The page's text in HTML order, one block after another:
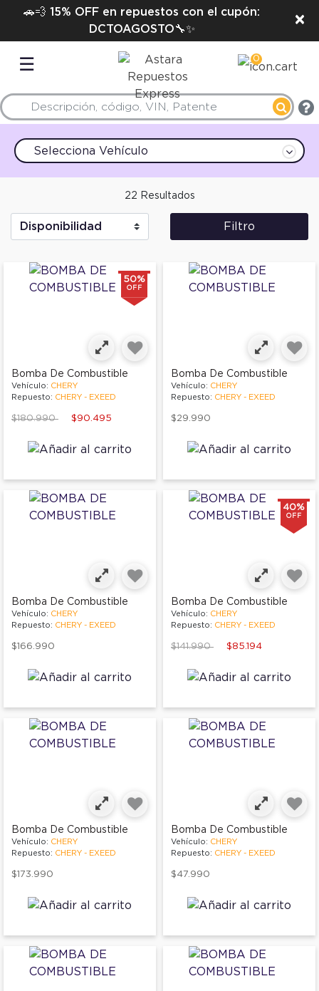
🚗💨 15% OFF en repuestos con el cupón:
DCTOAGOSTO🔧✨
×
☰ 0
Selecciona Vehículo
22 Resultados
Filtro
50%
OFF
Bomba De Combustible
Vehículo: CHERY
Repuesto: CHERY - EXEED
Price reduced from
$180.990to $90.495
Bomba De Combustible
Vehículo: CHERY
Repuesto: CHERY - EXEED
$29.990
Bomba De Combustible
Vehículo: CHERY
Repuesto: CHERY - EXEED
$166.990
40%
OFF
Bomba De Combustible
Vehículo: CHERY
Repuesto: CHERY - EXEED
Price reduced from
$141.990to $85.194
Bomba De Combustible
Vehículo: CHERY
Repuesto: CHERY - EXEED
$173.990
Bomba De Combustible
Vehículo: CHERY
Repuesto: CHERY - EXEED
$47.990